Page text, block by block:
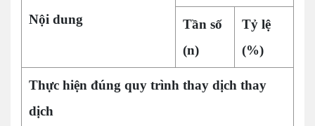
Nội dung
Tần số
(n)
Tỷ lệ
(%)
Thực hiện đúng quy trình thay dịch thay
dịch